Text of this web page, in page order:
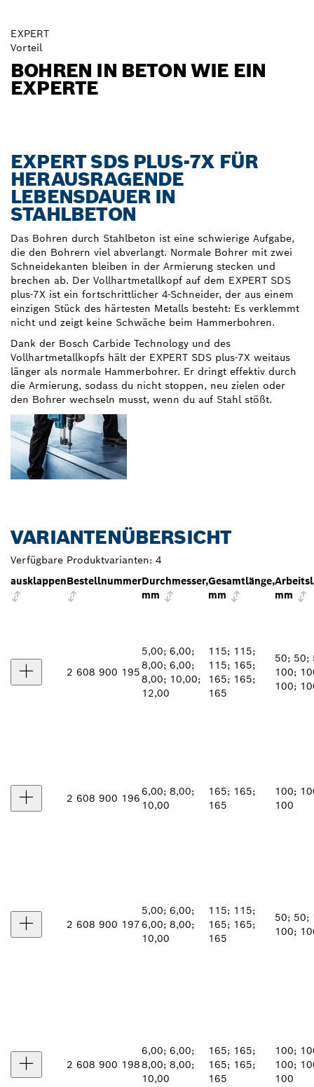
EXPERT
Vorteil
BOHREN IN BETON WIE EIN
EXPERTE
EXPERT SDS PLUS-7X FÜR
HERAUSRAGENDE
LEBENSDAUER IN
STAHLBETON
Das Bohren durch Stahlbeton ist eine schwierige Aufgabe,
die den Bohrern viel abverlangt. Normale Bohrer mit zwei
Schneidekanten bleiben in der Armierung stecken und
brechen ab. Der Vollhartmetallkopf auf dem EXPERT SDS
plus-7X ist ein fortschrittlicher 4-Schneider, der aus einem
einzigen Stück des härtesten Metalls besteht: Es verklemmt
nicht und zeigt keine Schwäche beim Hammerbohren.
Dank der Bosch Carbide Technology und des
Vollhartmetallkopfs hält der EXPERT SDS plus-7X weitaus
länger als normale Hammerbohrer. Er dringt effektiv durch
die Armierung, sodass du nicht stoppen, neu zielen oder
den Bohrer wechseln musst, wenn du auf Stahl stößt.
VARIANTENÜBERSICHT
Verfügbare Produktvarianten: 4
ausklappenBestellnummerDurchmesser,
mm
Gesamtlänge,
mm
mm
2 608 900 195
5,00; 6,00;
8,00; 6,00;
8,00; 10,00;
12,00
115; 115;
115; 165;
165; 165;
165
50; 50;
100;
100;
2 608 900 196
6,00; 8,00;
10,00
165; 165;
165
100;
100
2 608 900 197
5,00; 6,00;
6,00; 8,00;
10,00
115; 115;
165; 165;
165
50; 50;
100;
2 608 900 198
6,00; 6,00;
8,00; 8,00;
10,00
165; 165;
165; 165;
165
100;
100;
100